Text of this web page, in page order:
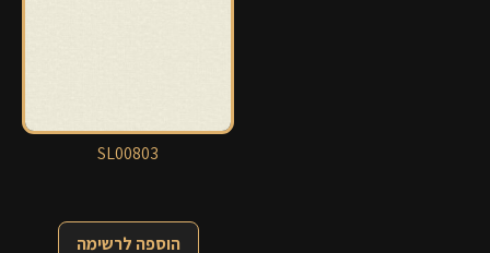
SL00803
הוספה לרשימה